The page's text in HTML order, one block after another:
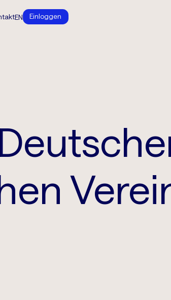
EN Einloggen